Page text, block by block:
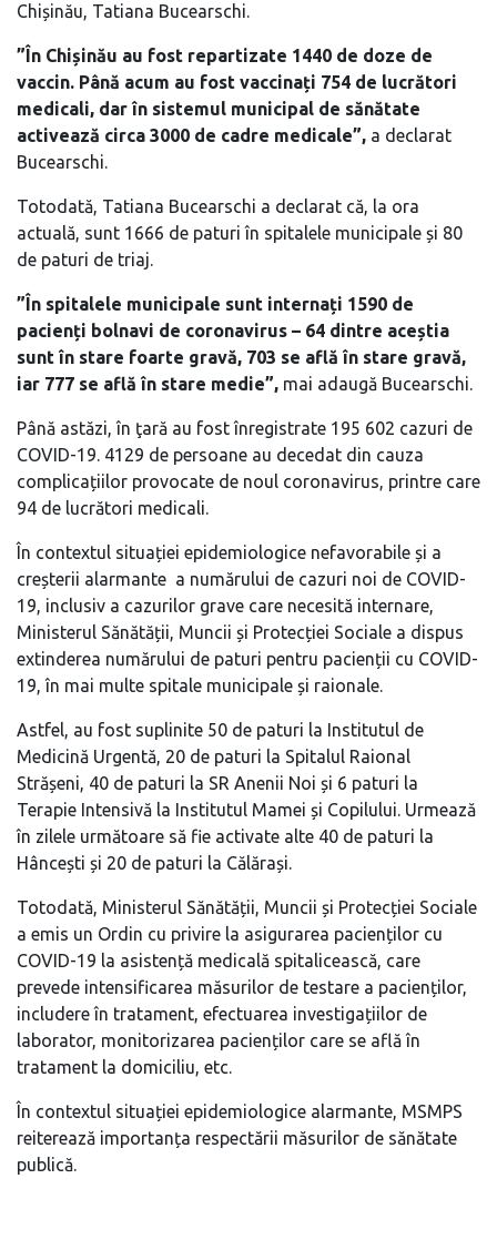
Chișinău, Tatiana Bucearschi.
”În Chișinău au fost repartizate 1440 de doze de
vaccin. Până acum au fost vaccinați 754 de lucrători
medicali, dar în sistemul municipal de sănătate
activează circa 3000 de cadre medicale”, a declarat
Bucearschi.
Totodată, Tatiana Bucearschi a declarat că, la ora
actuală, sunt 1666 de paturi în spitalele municipale și 80
de paturi de triaj.
”În spitalele municipale sunt internați 1590 de
pacienți bolnavi de coronavirus – 64 dintre aceștia
sunt în stare foarte gravă, 703 se află în stare gravă,
iar 777 se află în stare medie”, mai adaugă Bucearschi.
Până astăzi, în ţară au fost înregistrate 195 602 cazuri de
COVID-19. 4129 de persoane au decedat din cauza
complicațiilor provocate de noul coronavirus, printre care
94 de lucrători medicali.
În contextul situației epidemiologice nefavorabile și a
creșterii alarmante a numărului de cazuri noi de COVID-
19, inclusiv a cazurilor grave care necesită internare,
Ministerul Sănătății, Muncii și Protecției Sociale a dispus
extinderea numărului de paturi pentru pacienții cu COVID-
19, în mai multe spitale municipale și raionale.
Astfel, au fost suplinite 50 de paturi la Institutul de
Medicină Urgentă, 20 de paturi la Spitalul Raional
Strășeni, 40 de paturi la SR Anenii Noi și 6 paturi la
Terapie Intensivă la Institutul Mamei și Copilului. Urmează
în zilele următoare să fie activate alte 40 de paturi la
Hâncești și 20 de paturi la Călărași.
Totodată, Ministerul Sănătății, Muncii și Protecției Sociale
a emis un Ordin cu privire la asigurarea pacienților cu
COVID-19 la asistență medicală spitalicească, care
prevede intensificarea măsurilor de testare a pacienților,
includere în tratament, efectuarea investigațiilor de
laborator, monitorizarea pacienților care se află în
tratament la domiciliu, etc.
În contextul situației epidemiologice alarmante, MSMPS
reiterează importanța respectării măsurilor de sănătate
publică.